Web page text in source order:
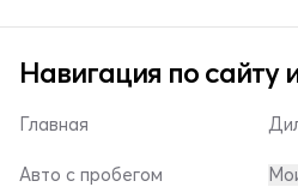
Навигация по сайту
Главная
Авто с пробегом